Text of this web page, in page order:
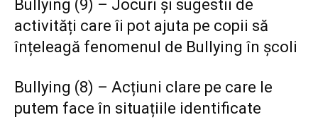
Bullying (9) – Jocuri și sugestii de
activități care îi pot ajuta pe copii să
înțeleagă fenomenul de Bullying în școli
Bullying (8) – Acțiuni clare pe care le
putem face în situațiile identificate